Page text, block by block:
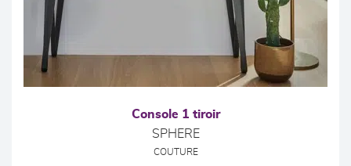
Console 1 tiroir
SPHERE
COUTURE